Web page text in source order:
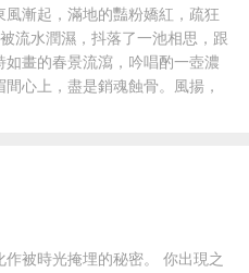
漸起，滿地的豔粉嬌紅，疏狂
潤濕，抖落了一池相思，跟
畫的春景流瀉，吟唱酌一壺濃
心上，盡是銷魂蝕骨。風揚，
被時光掩埋的秘密。 你出現之